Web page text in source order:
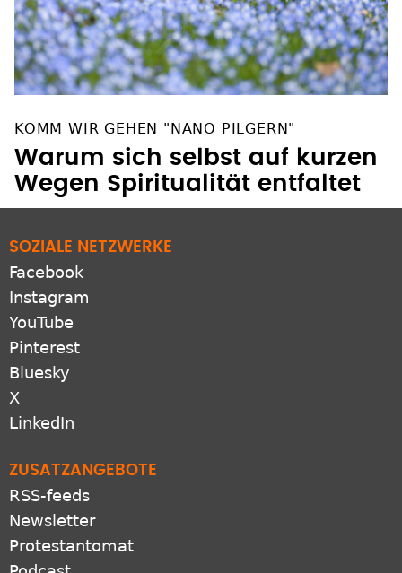
KOMM WIR GEHEN "NANO PILGERN"
Warum sich selbst auf kurzen
Wegen Spiritualität entfaltet
SOZIALE NETZWERKE
Facebook
Instagram
YouTube
Pinterest
Bluesky
X
ZUSATZANGEBOTE
RSS-feeds
Newsletter
Protestantomat